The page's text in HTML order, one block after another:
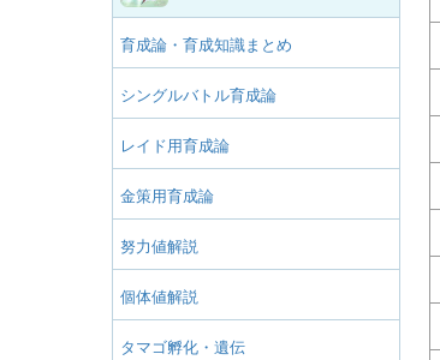
育成論・育成知識まとめ
シングルバトル育成論
レイド用育成論
金策用育成論
努力値解説
個体値解説
タマゴ孵化・遺伝